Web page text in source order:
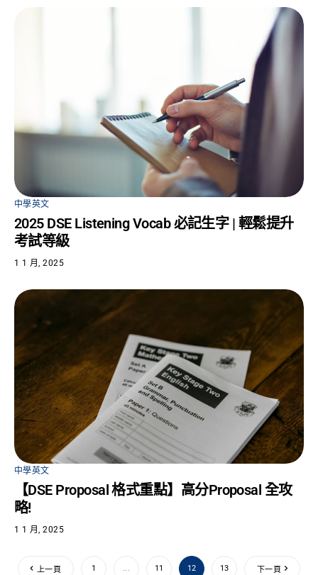
中學英文
2025 DSE Listening Vocab 必記生字 | 輕鬆提升
考試等級
1 1 月, 2025
中學英文
【DSE Proposal 格式重點】高分Proposal 全攻
略!
1 1 月, 2025
上一頁 1 ... 11 12 13 下一頁